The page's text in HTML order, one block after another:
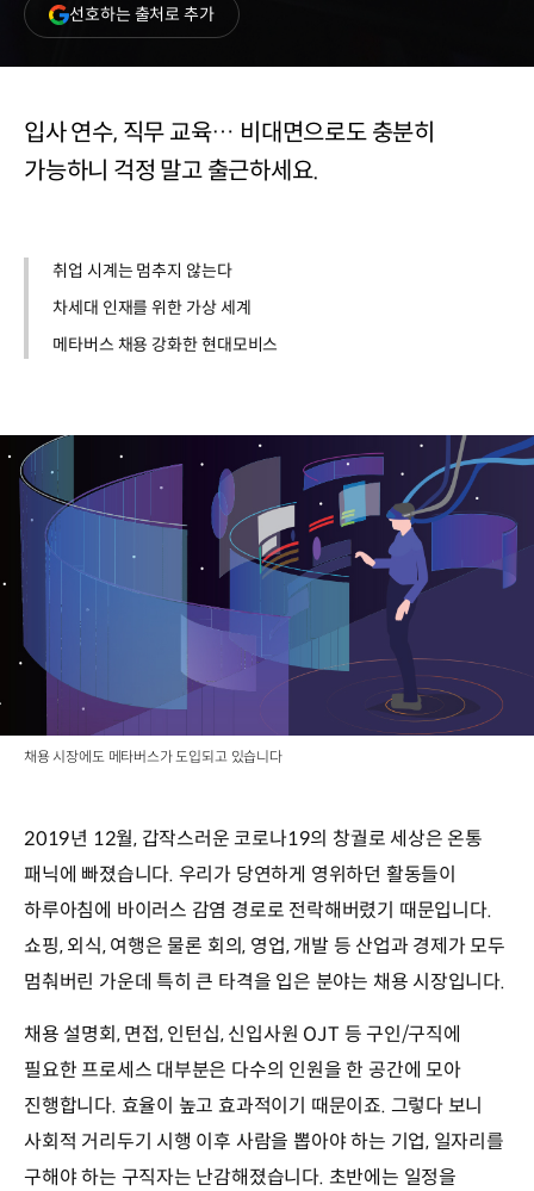
선호하는 출처로 추가(새
창
열림)
입사 연수, 직무 교육… 비대면으로도 충분히
가능하니 걱정 말고 출근하세요.
취업 시계는 멈추지 않는다
차세대 인재를 위한 가상 세계
메타버스 채용 강화한 현대모비스
채용 시장에도 메타버스가 도입되고 있습니다
2019년 12월, 갑작스러운 코로나19의 창궐로 세상은 온통
패닉에 빠졌습니다. 우리가 당연하게 영위하던 활동들이
하루아침에 바이러스 감염 경로로 전락해버렸기 때문입니다.
쇼핑, 외식, 여행은 물론 회의, 영업, 개발 등 산업과 경제가 모두
멈춰버린 가운데 특히 큰 타격을 입은 분야는 채용 시장입니다.
채용 설명회, 면접, 인턴십, 신입사원 OJT 등 구인/구직에
필요한 프로세스 대부분은 다수의 인원을 한 공간에 모아
진행합니다. 효율이 높고 효과적이기 때문이죠. 그렇다 보니
사회적 거리두기 시행 이후 사람을 뽑아야 하는 기업, 일자리를
구해야 하는 구직자는 난감해졌습니다. 초반에는 일정을